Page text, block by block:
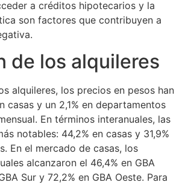
a créditos hipotecarios y la
son factores que contribuyen a
de los alquileres
alquileres, los precios en pesos han
casas y un 2,1% en departamentos
En términos interanuales, las
notables: 44,2% en casas y 31,9%
En el mercado de casas, los
alcanzaron el 46,4% en GBA
Sur y 72,2% en GBA Oeste. Para